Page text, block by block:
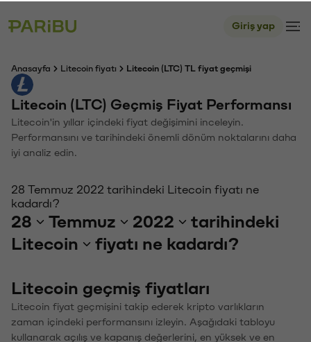
Giriş yap
Anasayfa Litecoin fiyatı Litecoin (LTC) TL fiyat geçmişi
Litecoin (LTC) Geçmiş Fiyat Performansı
Litecoin'in yıllar içindeki fiyat değişimini inceleyin.
Performansını ve tarihindeki önemli dönüm noktalarını daha
iyi analiz edin.
28 Temmuz 2022 tarihindeki Litecoin fiyatı ne
kadardı?
28 Temmuz 2022
tarihindeki
Litecoin
fiyatı ne kadardı?
Litecoin geçmiş fiyatları
Litecoin fiyat geçmişini takip ederek kripto varlıkların
zaman içindeki performansını izleyin. Aşağıdaki tabloyu
kullanarak açılış ve kapanış değerlerini, en yüksek ve en